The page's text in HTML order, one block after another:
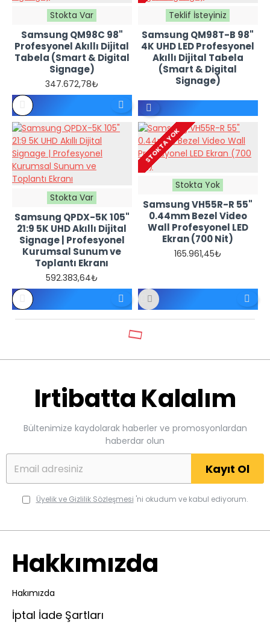
TEKLIF
İSTEYINIZ
Stokta Var
Samsung QM98C 98"
Profesyonel Akıllı Dijital
Tabela (Smart & Digital
Signage)
347.672,78₺
Teklif İsteyiniz
Samsung QM98T-B 98"
4K UHD LED Profesyonel
Akıllı Dijital Tabela
(Smart & Digital
Signage)
REFERANS
FIYATTIR -
Stokta Var
Samsung QPDX-5K 105"
21:9 5K UHD Akıllı Dijital
Signage | Profesyonel
Kurumsal Sunum ve
Toplantı Ekranı
592.383,64₺
FIYATTIR -
STOKTA YOK
Stokta Yok
Samsung VH55R-R 55"
0.44mm Bezel Video
Wall Profesyonel LED
Ekran (700 Nit)
165.961,45₺
Irtibatta Kalalım
Bültenimize kaydolarak haberler ve promosyonlardan
haberdar olun
Kayıt Ol
Üyelik ve Gizlilik Sözleşmesi 'ni okudum ve kabul ediyorum.
Hakkımızda
Hakımızda
İptal İade Şartları